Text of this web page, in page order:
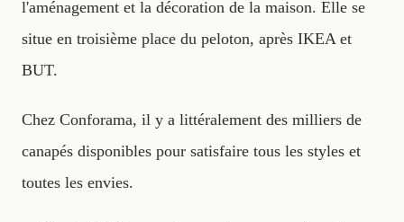
l'aménagement et la décoration de la maison. Elle se
situe en troisième place du peloton, après IKEA et
BUT.
Chez Conforama, il y a littéralement des milliers de
canapés disponibles pour satisfaire tous les styles et
toutes les envies.